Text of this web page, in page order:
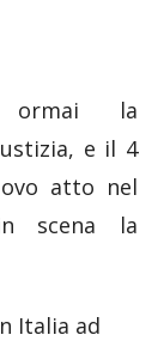
ormai la
e il 4
atto nel
scena la
Italia ad